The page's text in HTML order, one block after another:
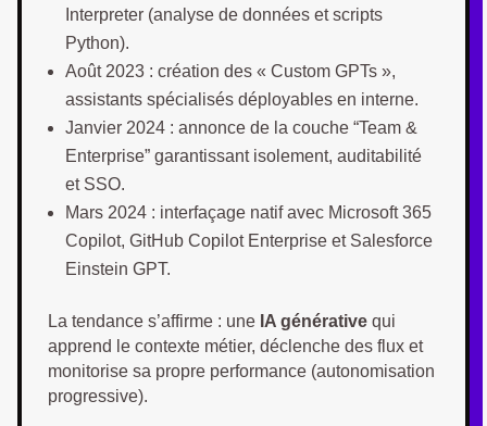
Interpreter (analyse de données et scripts
Python).
Août 2023 : création des « Custom GPTs »,
assistants spécialisés déployables en interne.
Janvier 2024 : annonce de la couche “Team &
Enterprise” garantissant isolement, auditabilité
et SSO.
Mars 2024 : interfaçage natif avec Microsoft 365
Copilot, GitHub Copilot Enterprise et Salesforce
Einstein GPT.
La tendance s’affirme : une IA générative qui
apprend le contexte métier, déclenche des flux et
monitorise sa propre performance (autonomisation
progressive).